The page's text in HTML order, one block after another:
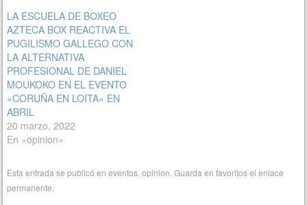
LA ESCUELA DE BOXEO
AZTECA BOX REACTIVA EL
PUGILISMO GALLEGO CON
LA ALTERNATIVA
PROFESIONAL DE DANIEL
MOUKOKO EN EL EVENTO
«CORUÑA EN LOITA» EN
ABRIL
20 marzo, 2022
En «opinion»
Esta entrada se publicó eneventos ,opinion . Guarda en favoritos elenlace
permanente